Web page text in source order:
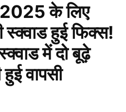
के लिए
स्क्वाड हुई फिक्स!
में दो बूढ़े
वापसी